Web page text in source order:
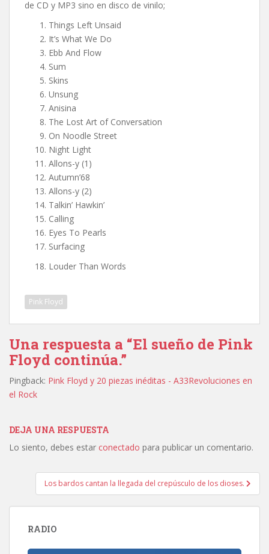
de CD y MP3 sino en disco de vinilo;
Things Left Unsaid
It’s What We Do
Ebb And Flow
Sum
Skins
Unsung
Anisina
The Lost Art of Conversation
On Noodle Street
Night Light
Allons-y (1)
Autumn’68
Allons-y (2)
Talkin’ Hawkin’
Calling
Eyes To Pearls
Surfacing
Louder Than Words
Pink Floyd
Una respuesta a “El sueño de Pink
Floyd continúa.”
Pingback: Pink Floyd y 20 piezas inéditas - A33Revoluciones en
el Rock
DEJA UNA RESPUESTA
Lo siento, debes estar conectado para publicar un comentario.
Navegación
entradas
Los bardos cantan la llegada del crepúsculo de los dioses.
RADIO